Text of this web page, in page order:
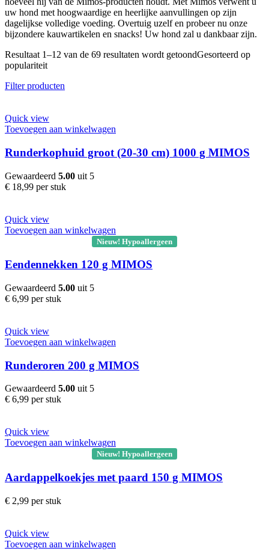
uw hond met hoogwaardige en heerlijke aanvullingen op zijn
dagelijkse volledige voeding. Overtuig uzelf en probeer nu onze
bijzondere kauwartikelen en snacks! Uw hond zal u dankbaar zijn.
Resultaat 1–12 van de 69 resultaten wordt getoondGesorteerd op
populariteit
Filter producten
Quick view
Toevoegen aan winkelwagen
Runderkophuid groot (20-30 cm) 1000 g MIMOS
Gewaardeerd 5.00 uit 5
€ 18,99 per stuk
Quick view
Toevoegen aan winkelwagen
Nieuw! Hypoallergeen
Eendennekken 120 g MIMOS
Gewaardeerd 5.00 uit 5
€ 6,99 per stuk
Quick view
Toevoegen aan winkelwagen
Runderoren 200 g MIMOS
Gewaardeerd 5.00 uit 5
€ 6,99 per stuk
Quick view
Toevoegen aan winkelwagen
Nieuw! Hypoallergeen
Aardappelkoekjes met paard 150 g MIMOS
€ 2,99 per stuk
Quick view
Toevoegen aan winkelwagen